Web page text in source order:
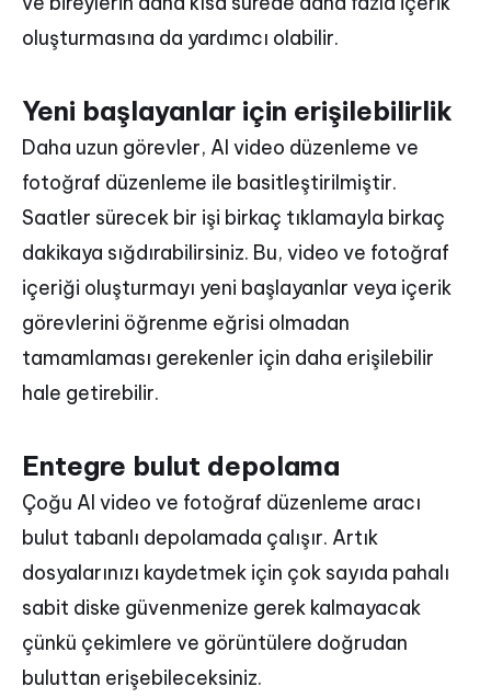
oluşturmasına da yardımcı olabilir.
Yeni başlayanlar için erişilebilirlik
Daha uzun görevler, AI video düzenleme ve
fotoğraf düzenleme ile basitleştirilmiştir.
Saatler sürecek bir işi birkaç tıklamayla birkaç
dakikaya sığdırabilirsiniz. Bu, video ve fotoğraf
içeriği oluşturmayı yeni başlayanlar veya içerik
görevlerini öğrenme eğrisi olmadan
tamamlaması gerekenler için daha erişilebilir
hale getirebilir.
Entegre bulut depolama
Çoğu AI video ve fotoğraf düzenleme aracı
bulut tabanlı depolamada çalışır. Artık
dosyalarınızı kaydetmek için çok sayıda pahalı
sabit diske güvenmenize gerek kalmayacak
çünkü çekimlere ve görüntülere doğrudan
buluttan erişebileceksiniz.